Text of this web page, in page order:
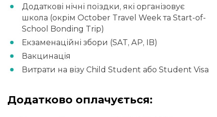
Додаткові нічні поїздки, які організовує
школа (окрім October Travel Week та Start-of-
School Bonding Trip)
Екзаменаційні збори (SAT, AP, IB)
Вакцинація
Витрати на візу Child Student або Student Visa
Додатково оплачується: